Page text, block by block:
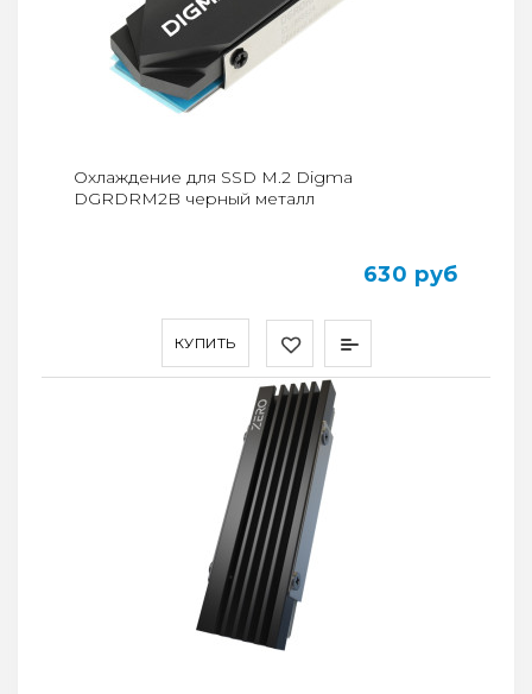
КУПИТЬ
Охлаждение для SSD M.2 Digma
DGRDRM2B черный металл
630 руб